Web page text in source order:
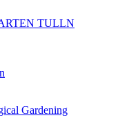
TULLN
Gardening